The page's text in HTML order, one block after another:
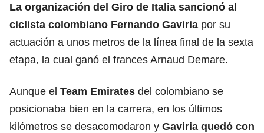
La organización del Giro de Italia sancionó al
ciclista colombiano Fernando Gaviria por su
actuación a unos metros de la línea final de la sexta
etapa, la cual ganó el frances Arnaud Demare.
Aunque el Team Emirates del colombiano se
posicionaba bien en la carrera, en los últimos
kilómetros se desacomodaron y Gaviria quedó con